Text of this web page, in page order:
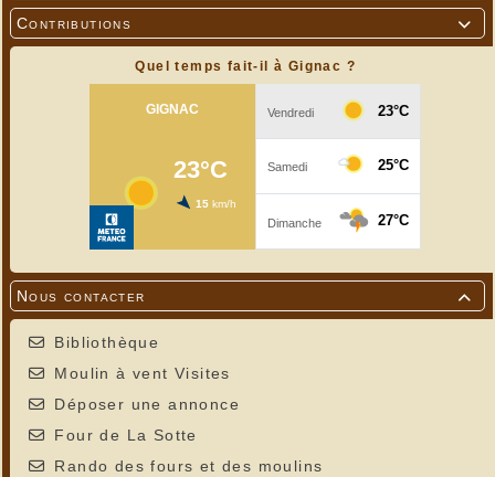

Contributions
Quel temps fait-il à Gignac ?

Nous contacter
Bibliothèque
Moulin à vent Visites
Déposer une annonce
Four de La Sotte
Rando des fours et des moulins